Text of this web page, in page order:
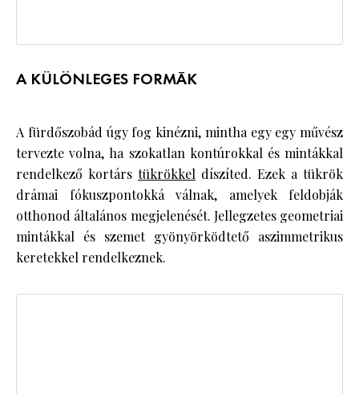
A KÜLÖNLEGES FORMÁK
A fürdőszobád úgy fog kinézni, mintha egy egy művész
tervezte volna, ha szokatlan kontúrokkal és mintákkal
rendelkező kortárs tükrökkel díszíted. Ezek a tükrök
drámai fókuszpontokká válnak, amelyek feldobják
otthonod általános megjelenését. Jellegzetes geometriai
mintákkal és szemet gyönyörködtető aszimmetrikus
keretekkel rendelkeznek.